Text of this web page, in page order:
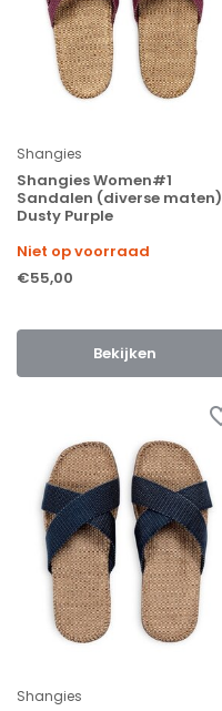
Shangies
Shangies Women#1
Sandalen (diverse maten)
Dusty Purple
Niet op voorraad
€55,00
Bekijken
Shangies